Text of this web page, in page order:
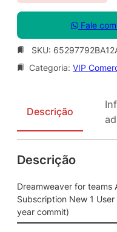
Fale
SKU:
Categoria: VIP
Descrição
Descrição
Dreamweaver for teams
Subscription New 1
year commit)